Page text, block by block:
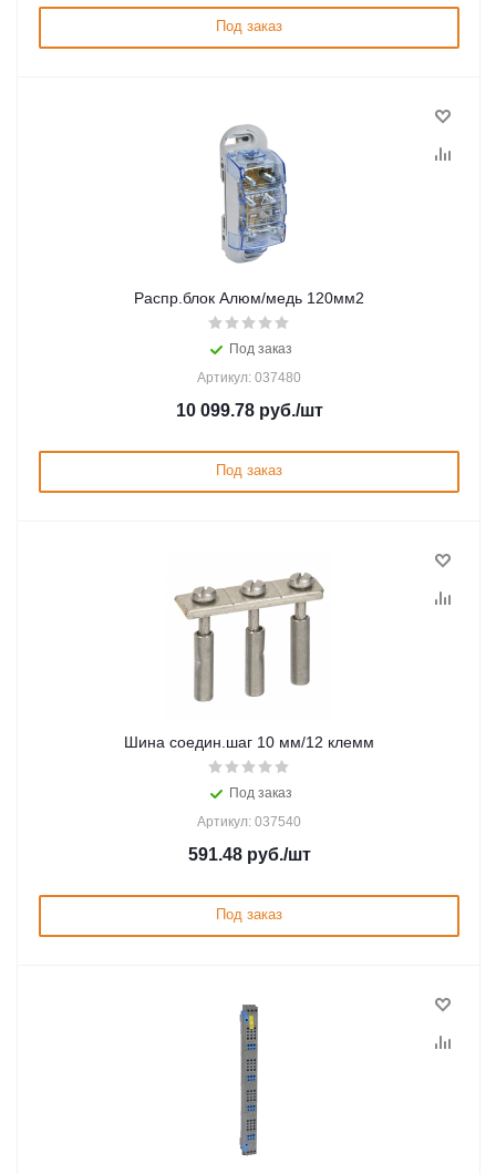
Под заказ
Распр.блок Алюм/медь 120мм2
Под заказ
Артикул: 037480
10 099.78руб./шт
Под заказ
Шина соедин.шаг 10 мм/12 клемм
Под заказ
Артикул: 037540
591.48руб./шт
Под заказ